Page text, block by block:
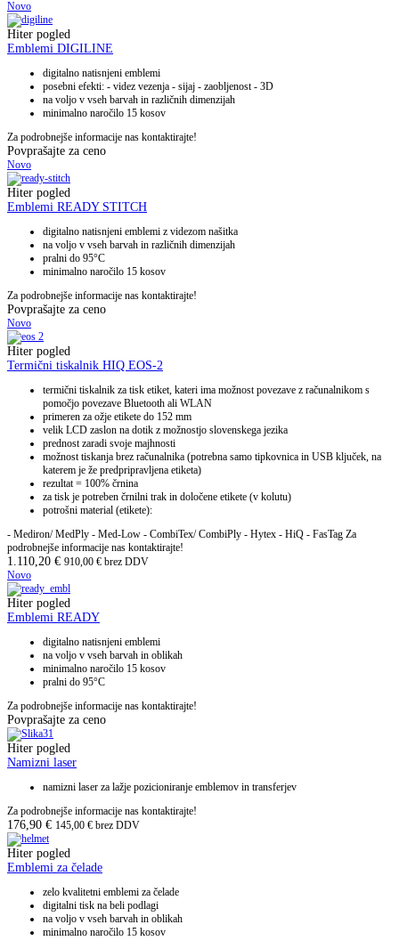
Novo
Hiter pogled
Emblemi DIGILINE
digitalno natisnjeni emblemi
posebni efekti: - videz vezenja - sijaj - zaobljenost - 3D
na voljo v vseh barvah in različnih dimenzijah
minimalno naročilo 15 kosov
Za podrobnejše informacije nas kontaktirajte!
Povprašajte za ceno
Novo
Hiter pogled
Emblemi READY STITCH
digitalno natisnjeni emblemi z videzom našitka
na voljo v vseh barvah in različnih dimenzijah
pralni do 95°C
minimalno naročilo 15 kosov
Za podrobnejše informacije nas kontaktirajte!
Povprašajte za ceno
Novo
Hiter pogled
Termični tiskalnik HIQ EOS-2
termični tiskalnik za tisk etiket, kateri ima možnost povezave z računalnikom s
pomočjo povezave Bluetooth ali WLAN
primeren za ožje etikete do 152 mm
velik LCD zaslon na dotik z možnostjo slovenskega jezika
prednost zaradi svoje majhnosti
možnost tiskanja brez računalnika (potrebna samo tipkovnica in USB ključek, na
katerem je že predpripravljena etiketa)
rezultat = 100% črnina
za tisk je potreben črnilni trak in določene etikete (v kolutu)
potrošni material (etikete):
- Mediron/ MedPly - Med-Low - CombiTex/ CombiPly - Hytex - HiQ - FasTag Za
podrobnejše informacije nas kontaktirajte!
1.110,20 € 910,00 € brez DDV
Novo
Hiter pogled
Emblemi READY
digitalno natisnjeni emblemi
na voljo v vseh barvah in oblikah
minimalno naročilo 15 kosov
pralni do 95°C
Za podrobnejše informacije nas kontaktirajte!
Povprašajte za ceno
Hiter pogled
Namizni laser
namizni laser za lažje pozicioniranje emblemov in transferjev
Za podrobnejše informacije nas kontaktirajte!
176,90 € 145,00 € brez DDV
Hiter pogled
Emblemi za čelade
zelo kvalitetni emblemi za čelade
digitalni tisk na beli podlagi
na voljo v vseh barvah in oblikah
minimalno naročilo 15 kosov